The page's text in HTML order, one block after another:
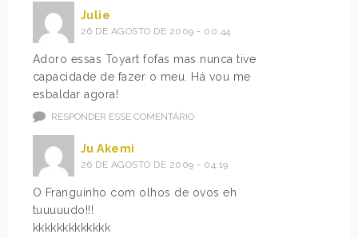
Julie
26 DE AGOSTO DE 2009 - 00:44
Adoro essas Toyart fofas mas nunca tive
capacidade de fazer o meu. Há vou me
esbaldar agora!
RESPONDER ESSE COMENTÁRIO
Ju Akemi
26 DE AGOSTO DE 2009 - 04:19
O Franguinho com olhos de ovos eh
tuuuuudo!!!
kkkkkkkkkkkkk